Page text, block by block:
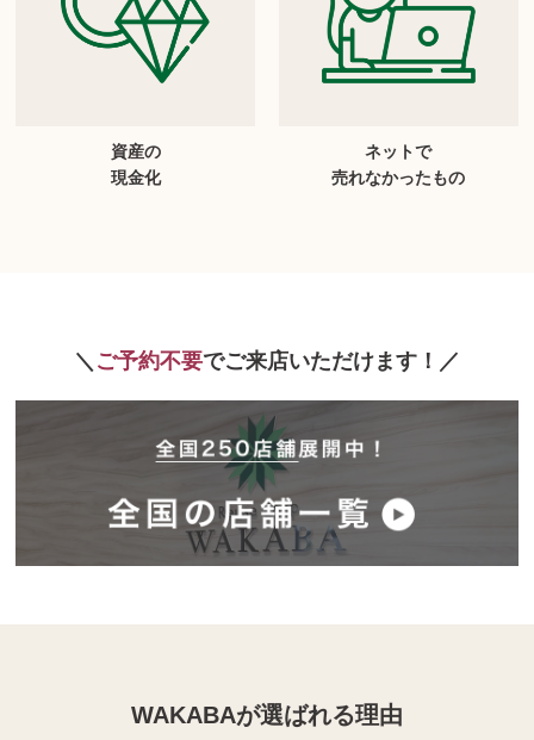
資産の
現金化
ネットで
売れなかったもの
ご予約不要でご来店いただけます！
WAKABAが選ばれる理由